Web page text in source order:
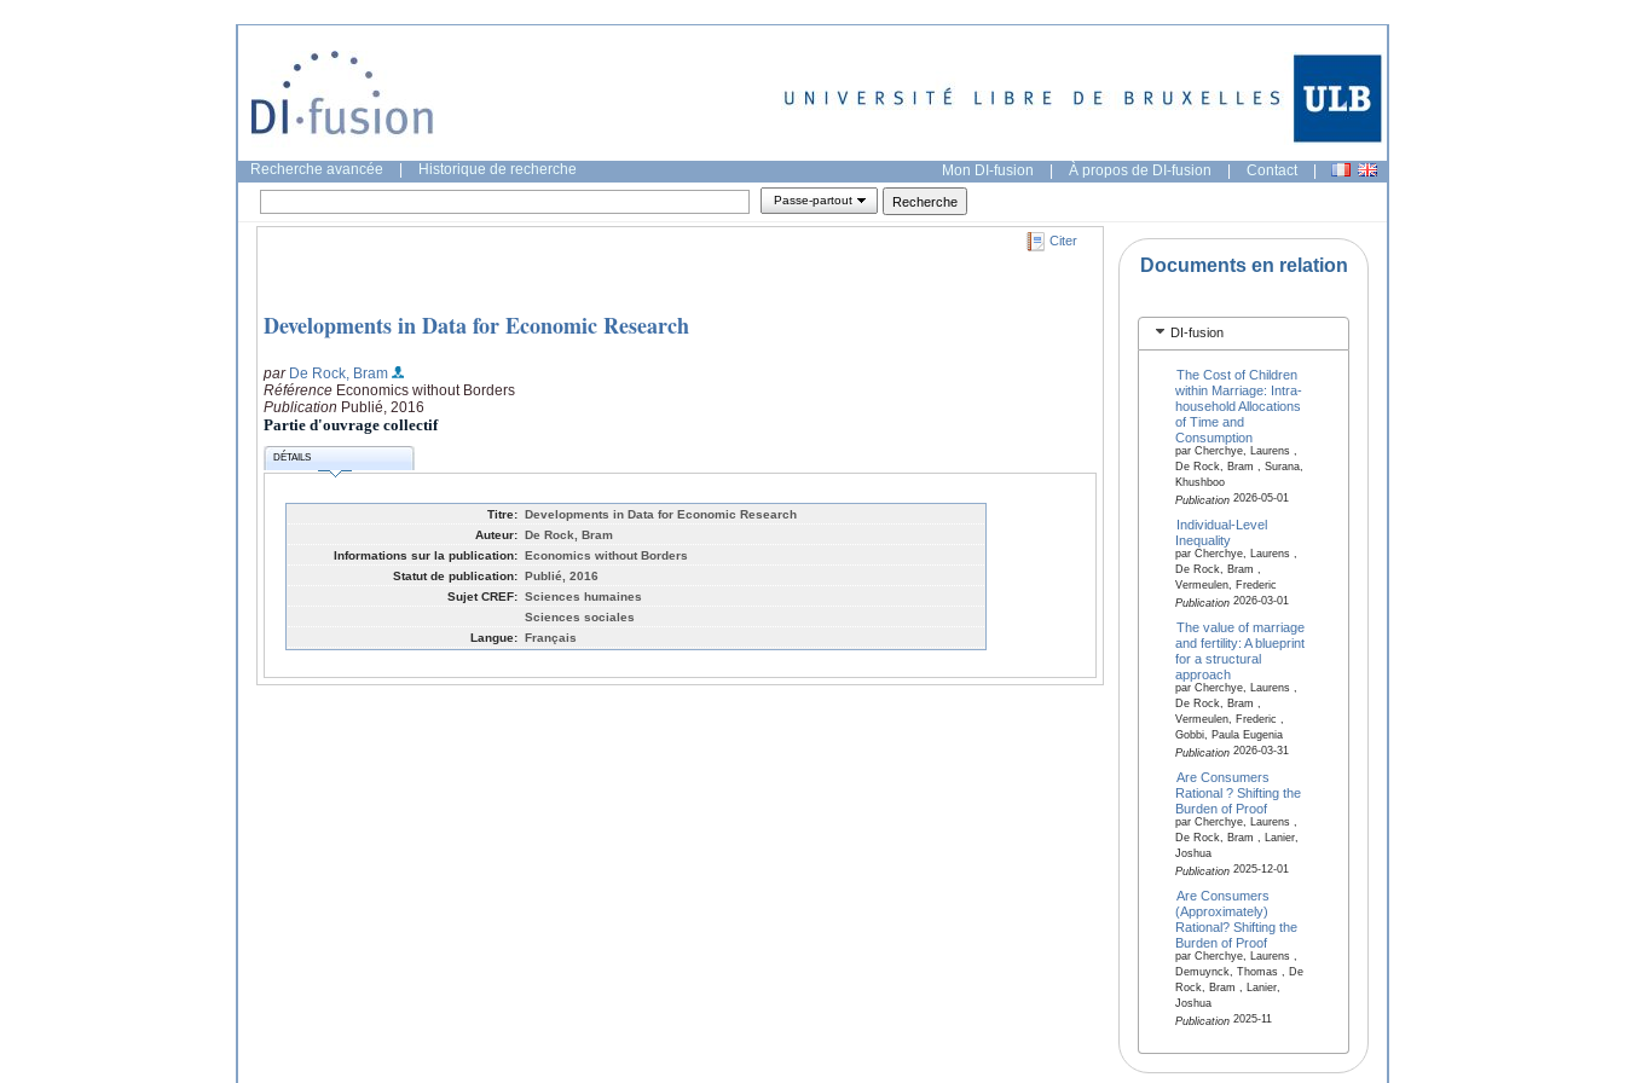
Recherche avancée Historique de recherche Mon DI-fusion | À propos de DI-fusion | Contact |
Passe-partout
Citer
Developments in Data for Economic Research
par De Rock, Bram
Référence Economics without Borders
Publication Publié, 2016
Partie d'ouvrage collectif
DÉTAILS
Titre: Developments in Data for Economic Research
Auteur: De Rock, Bram
Informations sur la publication: Economics without Borders
Statut de publication: Publié, 2016
Sujet CREF: Sciences humaines
Sciences sociales
Langue: Français
Documents en relation
DI-fusion
The Cost of Children
within Marriage: Intra-
household Allocations
of Time and
Consumption
par Cherchye, Laurens ,
De Rock, Bram , Surana,
Khushboo
Publication2026-05-01
Individual-Level
Inequality
par Cherchye, Laurens ,
De Rock, Bram ,
Vermeulen, Frederic
Publication2026-03-01
The value of marriage
and fertility: A blueprint
for a structural
approach
par Cherchye, Laurens ,
De Rock, Bram ,
Vermeulen, Frederic ,
Gobbi, Paula Eugenia
Publication2026-03-31
Are Consumers
Rational ? Shifting the
Burden of Proof
par Cherchye, Laurens ,
De Rock, Bram , Lanier,
Joshua
Publication2025-12-01
Are Consumers
(Approximately)
Rational? Shifting the
Burden of Proof
par Cherchye, Laurens ,
Demuynck, Thomas , De
Rock, Bram , Lanier,
Joshua
Publication2025-11